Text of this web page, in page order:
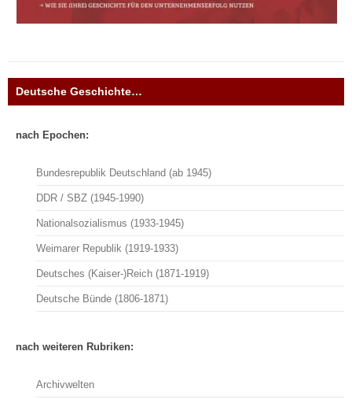
Deutsche Geschichte…
nach Epochen:
Bundesrepublik Deutschland (ab 1945)
DDR / SBZ (1945-1990)
Nationalsozialismus (1933-1945)
Weimarer Republik (1919-1933)
Deutsches (Kaiser-)Reich (1871-1919)
Deutsche Bünde (1806-1871)
nach weiteren Rubriken:
Archivwelten